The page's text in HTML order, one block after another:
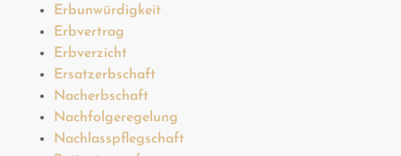
Erbunwürdigkeit
Erbvertrag
Erbverzicht
Ersatzerbschaft
Nacherbschaft
Nachfolgeregelung
Nachlasspflegschaft